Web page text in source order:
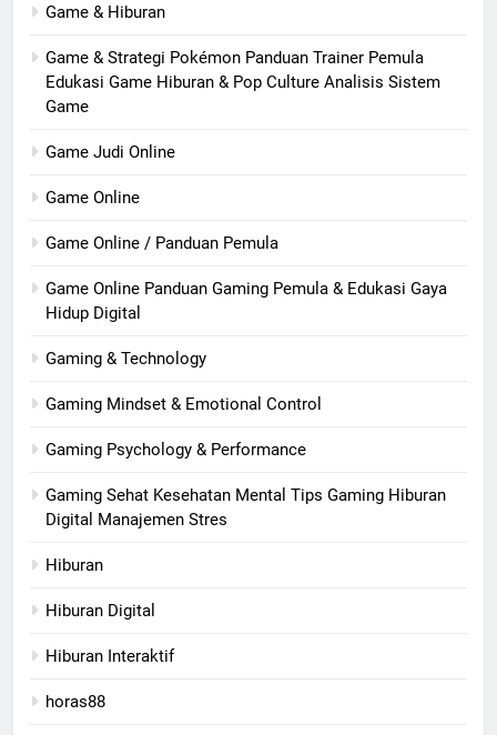
Game & Hiburan
Game & Strategi Pokémon Panduan Trainer Pemula
Edukasi Game Hiburan & Pop Culture Analisis Sistem
Game
Game Judi Online
Game Online
Game Online / Panduan Pemula
Game Online Panduan Gaming Pemula & Edukasi Gaya
Hidup Digital
Gaming & Technology
Gaming Mindset & Emotional Control
Gaming Psychology & Performance
Gaming Sehat Kesehatan Mental Tips Gaming Hiburan
Digital Manajemen Stres
Hiburan
Hiburan Digital
Hiburan Interaktif
horas88